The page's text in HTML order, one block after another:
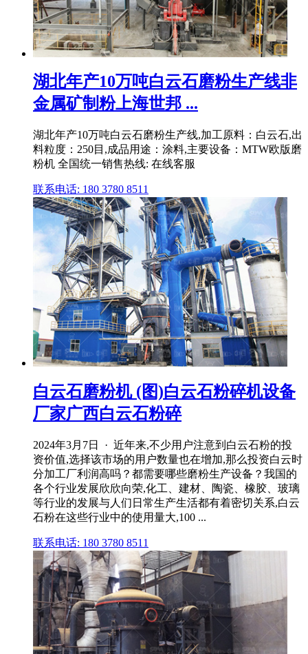
湖北年产10万吨白云石磨粉生产线非
金属矿制粉上海世邦 ...
湖北年产10万吨白云石磨粉生产线,加工原料：白云石,出
料粒度：250目,成品用途：涂料,主要设备：MTW欧版磨
粉机 全国统一销售热线: 在线客服
联系电话: 180 3780 8511
白云石磨粉机 (图)白云石粉碎机设备
厂家广西白云石粉碎
2024年3月7日 · 近年来,不少用户注意到白云石粉的投
资价值,选择该市场的用户数量也在增加,那么投资白云时
分加工厂利润高吗？都需要哪些磨粉生产设备？我国的
各个行业发展欣欣向荣,化工、建材、陶瓷、橡胶、玻璃
等行业的发展与人们日常生产生活都有着密切关系,白云
石粉在这些行业中的使用量大,100 ...
联系电话: 180 3780 8511